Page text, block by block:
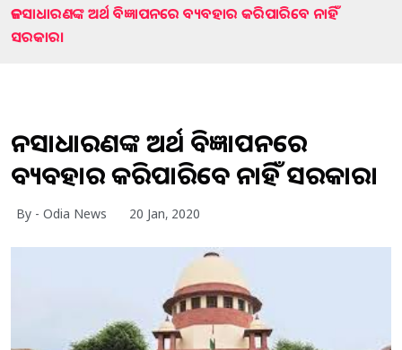
ଜନସାଧାରଣଙ୍କ ଅର୍ଥ ବିଜ୍ଞାପନରେ ବ୍ୟବହାର କରିପାରିବେ ନାହିଁ
ସରକାର।
ଜନସାଧାରଣଙ୍କ ଅର୍ଥ ବିଜ୍ଞାପନରେ
ବ୍ୟବହାର କରିପାରିବେ ନାହିଁ ସରକାର।
By - Odia News 20 Jan, 2020